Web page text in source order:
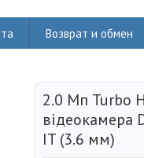
Возврат и обмен
2.0 Мп Turbo
відеокамера
IT (3.6 мм)